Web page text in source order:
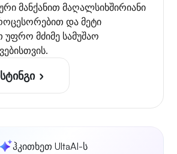
მანქანით მაღალსიხშირიანი
და მეტი
უფრო მძიმე სამუშაო
ჰკითხეთ UltaAI-ს